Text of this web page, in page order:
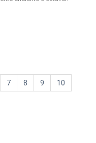
7 8 9 10